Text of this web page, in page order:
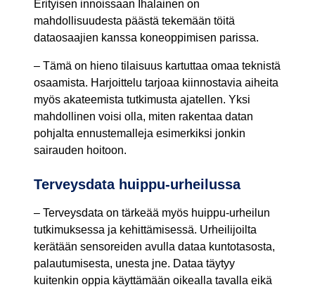
Erityisen innoissaan Ihalainen on
mahdollisuudesta päästä tekemään töitä
dataosaajien kanssa koneoppimisen parissa.
– Tämä on hieno tilaisuus kartuttaa omaa teknistä
osaamista. Harjoittelu tarjoaa kiinnostavia aiheita
myös akateemista tutkimusta ajatellen. Yksi
mahdollinen voisi olla, miten rakentaa datan
pohjalta ennustemalleja esimerkiksi jonkin
sairauden hoitoon.
Terveysdata huippu-urheilussa
– Terveysdata on tärkeää myös huippu-urheilun
tutkimuksessa ja kehittämisessä. Urheilijoilta
kerätään sensoreiden avulla dataa kuntotasosta,
palautumisesta, unesta jne. Dataa täytyy
kuitenkin oppia käyttämään oikealla tavalla eikä